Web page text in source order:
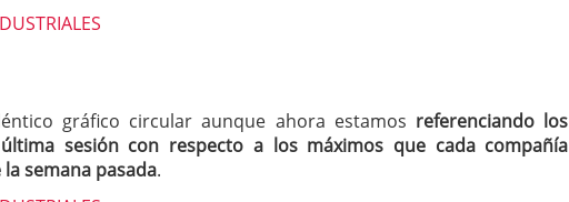
gráfico circular aunque ahora estamos referenciando los
sesión con respecto a los máximos que cada compañía
semana pasada.